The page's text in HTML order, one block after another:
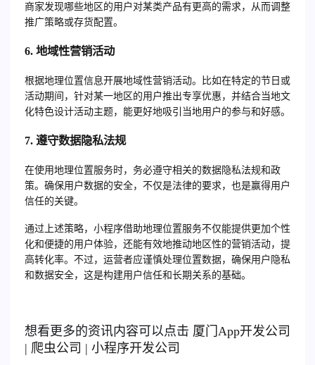
商家发现哪些地区的用户对某类产品有更高的需求，从而调整
推广策略或存货配置。
6. 地域性营销活动
根据地理位置信息开展地域性营销活动。比如在特定的节日或
活动期间，针对某一地区的用户推出专享优惠，并结合当地文
化特色设计活动主题，能更好地吸引当地用户的参与和好感。
7. 遵守数据隐私法规
在使用地理位置服务时，务必遵守相关的数据隐私法规和政
策。确保用户数据的安全，不仅是法律的要求，也是赢得用户
信任的关键。
通过上述策略，小程序借助地理位置服务不仅能提供更加个性
化和便捷的用户体验，还能有效地推动地区性的营销活动，提
高转化率。不过，运营者应谨慎处理位置数据，确保用户隐私
和数据安全，这是构建用户信任和长期关系的基础。
想看更多的资讯内容可以点击 厦门 App开发公司
| 爬虫公司 | 小程序开发公司